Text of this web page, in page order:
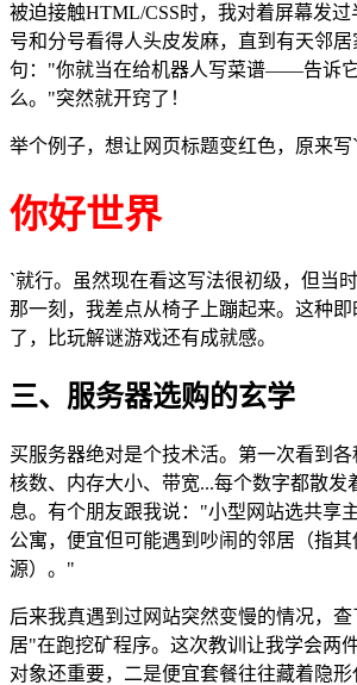
被迫接触HTML/CSS时，我对着屏幕发
号和分号看得人头皮发麻，直到有天邻
句："你就当在给机器人写菜谱——告诉
么。"突然就开窍了！
举个例子，想让网页标题变红色，原来写`
你好世界
`就行。虽然现在看这写法很初级，但当
那一刻，我差点从椅子上蹦起来。这种
了，比玩解谜游戏还有成就感。
三、服务器选购的玄学
买服务器绝对是个技术活。第一次看到
核数、内存大小、带宽...每个数字都散发
息。有个朋友跟我说："小型网站选共享
公寓，便宜但可能遇到吵闹的邻居（指
源）。"
后来我真遇到过网站突然变慢的情况，
居"在跑挖矿程序。这次教训让我学会两
对象还重要，二是便宜套餐往往藏着隐